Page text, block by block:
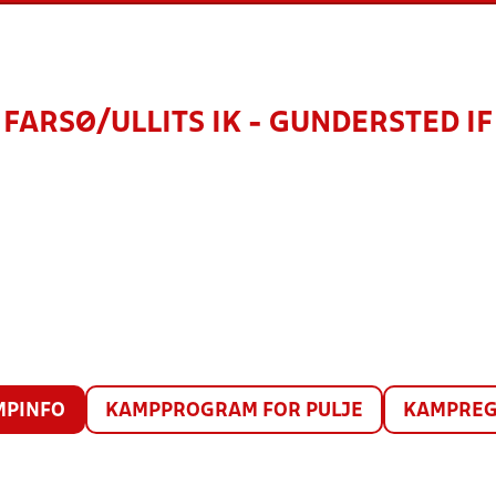
FARSØ/ULLITS IK - GUNDERSTED IF
KAMPPROGRAM FOR PULJE